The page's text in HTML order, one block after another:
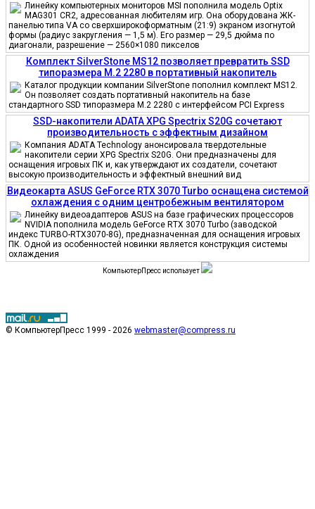
Линейку компьютерных мониторов MSI пополнила модель Optix
MAG301 CR2, адресованная любителям игр. Она оборудована ЖК-
панелью типа VA со сверхширокоформатным (21:9) экраном изогнутой
формы (радиус закругления — 1,5 м). Его размер — 29,5 дюйма по
диагонали, разрешение — 2560×1080 пикселов
Комплект SilverStone MS12 позволяет превратить SSD
типоразмера M.2 2280 в портативный накопитель
Каталог продукции компании SilverStone пополнил комплект MS12.
Он позволяет создать портативный накопитель на базе
стандартного SSD типоразмера M.2 2280 с интерфейсом PCI Express
SSD-накопители ADATA XPG Spectrix S20G сочетают
производительность с эффектным дизайном
Компания ADATA Technology анонсировала твердотельные
накопители серии XPG Spectrix S20G. Они предназначены для
оснащения игровых ПК и, как утверждают их создатели, сочетают
высокую производительность и эффектный внешний вид
Видеокарта ASUS GeForce RTX 3070 Turbo оснащена системой
охлаждения с одним центробежным вентилятором
Линейку видеоадаптеров ASUS на базе графических процессоров
NVIDIA пополнила модель GeForce RTX 3070 Turbo (заводской
индекс TURBO-RTX3070-8G), предназначенная для оснащения игровых
ПК. Одной из особенностей новинки является конструкция системы
охлаждения
КомпьютерПресс использует
© КомпьютерПресс 1999 - 2026 webmaster@compress.ru